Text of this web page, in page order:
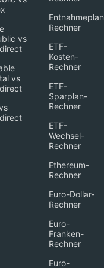
vs
vs
Rechner
ETF-
Kosten-
Rechner
ETF-
Sparplan-
Rechner
ETF-
Wechsel-
Rechner
Ethereum-
Rechner
Euro-Dollar-
Rechner
Euro-
Franken-
Rechner
Euro-